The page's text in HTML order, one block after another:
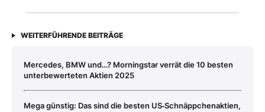
WEITERFÜHRENDE BEITRÄGE
Mercedes, BMW und…? Morningstar verrät die 10 besten
unterbewerteten Aktien 2025
Mega günstig: Das sind die besten US‑Schnäppchenaktien,